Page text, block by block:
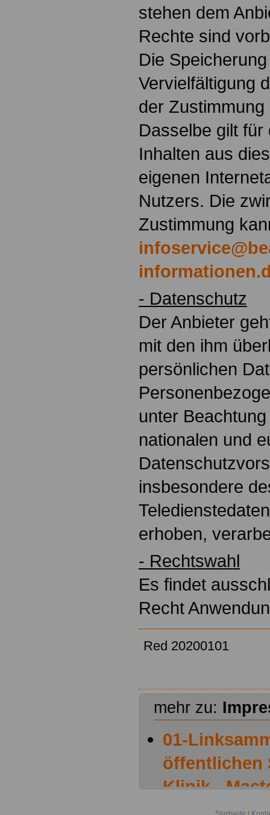
stehen dem
Rechte sind
Die
Vervielfältigung
der
Dasselbe gilt
Inhalten aus
eigenen
Nutzers. Die
Zustimmung
- Datenschutz
Der Anbieter
mit den ihm
persönlichen
unter
nationalen und
insbesondere
erhoben,
- Rechtswahl
Es findet
Recht
Red 20200101
mehr zu:
01-
öffentlichen
Klinik -
Aktuelle